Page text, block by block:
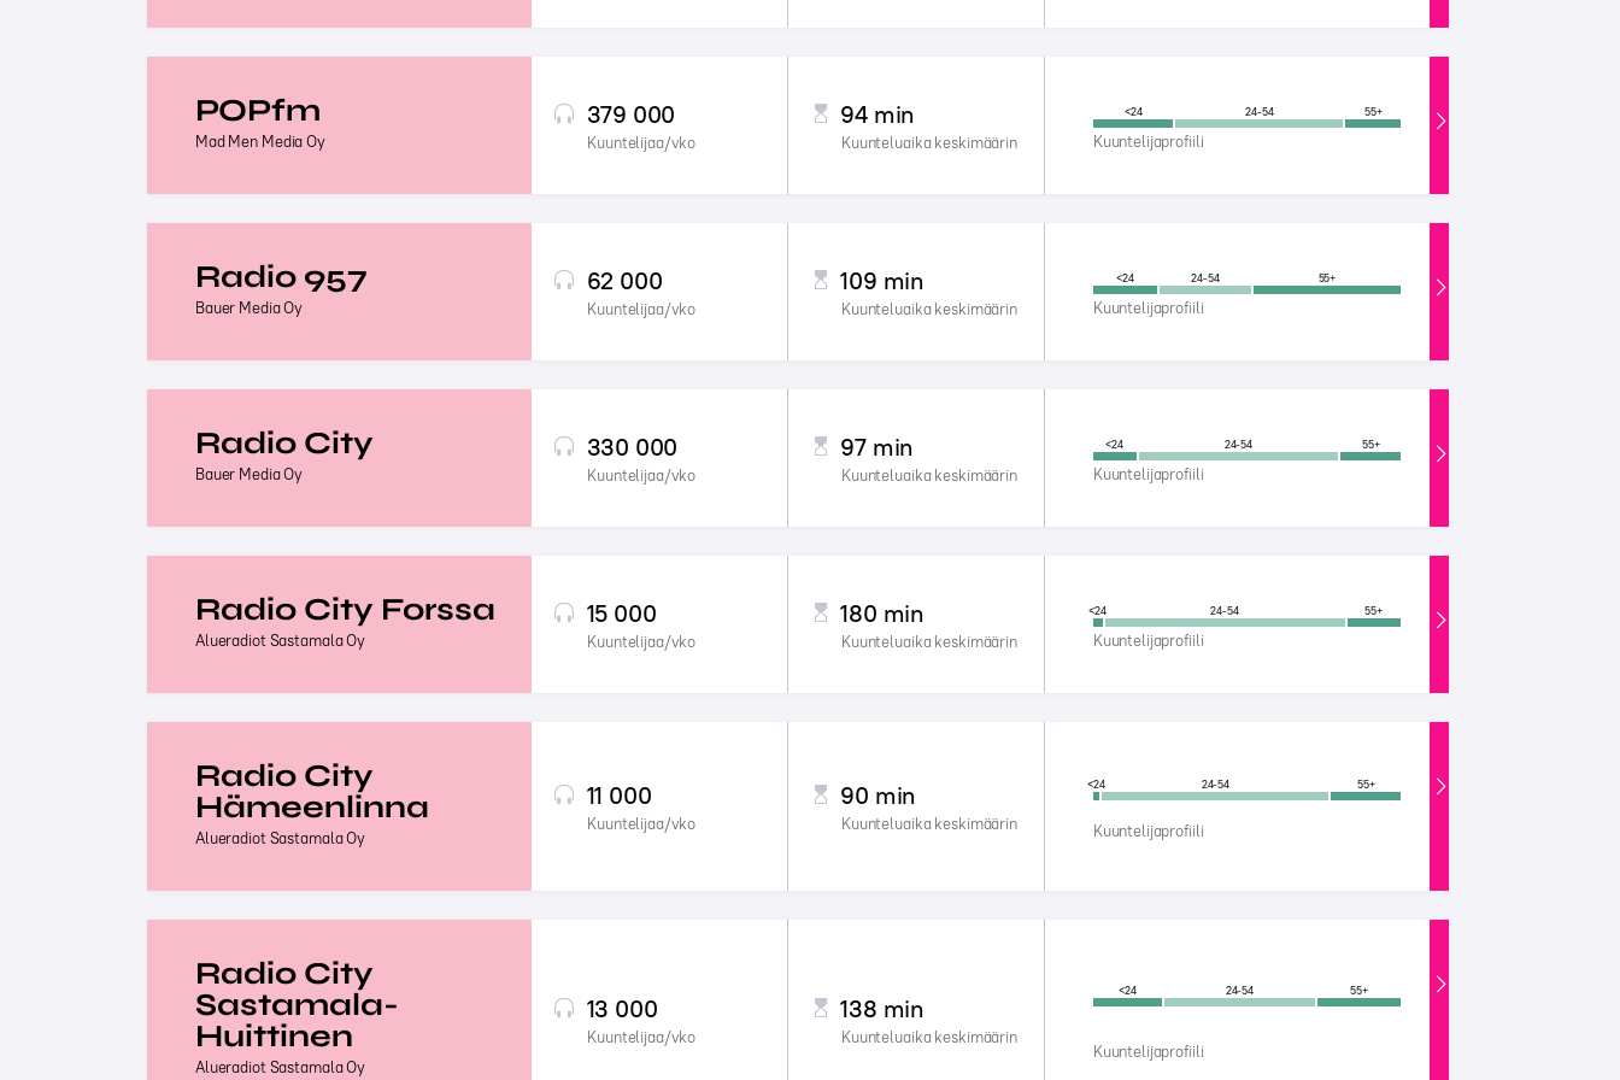
POPfm
Mad Men Media Oy
379 000
Kuuntelijaa/vko
94 min
Kuunteluaika keskimäärin
<24 24-54 55+
Kuuntelijaprofiili
Radio 957
Bauer Media Oy
62 000
Kuuntelijaa/vko
109 min
Kuunteluaika keskimäärin
<24 24-54 55+
Kuuntelijaprofiili
Radio City
Bauer Media Oy
330 000
Kuuntelijaa/vko
97 min
Kuunteluaika keskimäärin
<24 24-54 55+
Kuuntelijaprofiili
Radio City Forssa
Alueradiot Sastamala Oy
15 000
Kuuntelijaa/vko
180 min
Kuunteluaika keskimäärin
<24 24-54 55+
Kuuntelijaprofiili
Radio City
Hämeenlinna
Alueradiot Sastamala Oy
11 000
Kuuntelijaa/vko
90 min
Kuunteluaika keskimäärin
<24 24-54 55+
Kuuntelijaprofiili
Radio City
Sastamala-
Huittinen
Alueradiot Sastamala Oy
13 000
Kuuntelijaa/vko
138 min
Kuunteluaika keskimäärin
<24 24-54 55+
Kuuntelijaprofiili